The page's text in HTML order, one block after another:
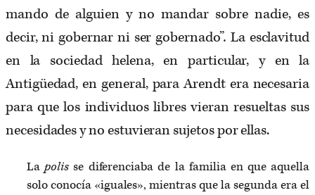
mando de alguien y no mandar sobre nadie, es
decir, ni gobernar ni ser gobernado”.La esclavitud
en la sociedad helena, en particular, y en la
Antigüedad, en general, para Arendt era necesaria
para que los individuos libres vieran resueltas sus
necesidades y no estuvieran sujetos por ellas.
Lapolis se diferenciaba de la familia en que aquella
solo conocía «iguales», mientras que la segunda era el